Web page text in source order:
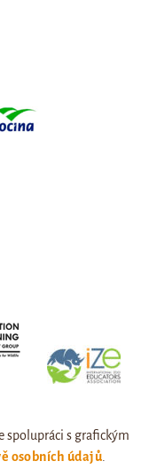
spolupráci s grafickým
osobních údajů